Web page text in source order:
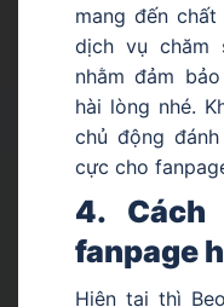
mang đến
dịch vụ chăm
nhằm đảm
hài lòng nhé.
chủ động
cực cho
4. Cách
fanpage
Hiện tại thì